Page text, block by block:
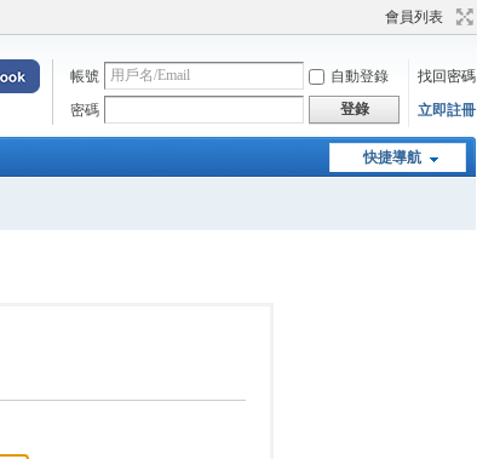
會員列表
帳號 自動登錄
找回密碼
密碼
登錄 立即註冊
快捷導航